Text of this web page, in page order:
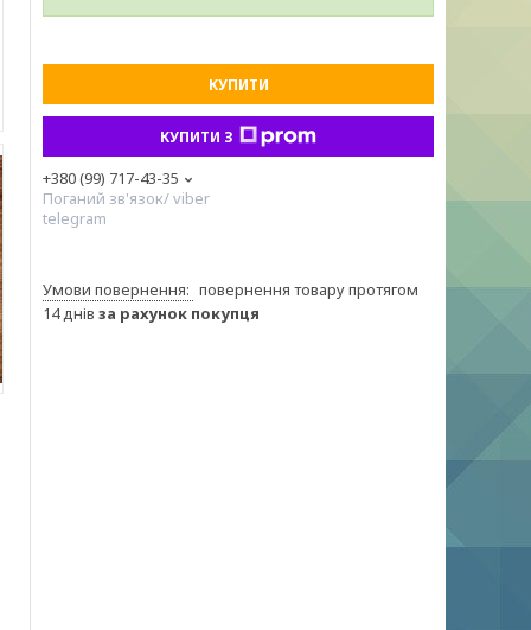
КУПИТИ
КУПИТИ З
+380 (99) 717-43-35
Поганий зв'язок/ viber
telegram
повернення товару протягом
14 днів за рахунок покупця